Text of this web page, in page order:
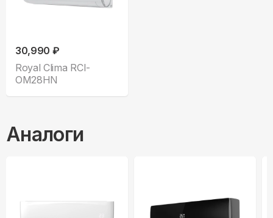
30,990 ₽
Royal Clima RCI-
OM28HN
Аналоги